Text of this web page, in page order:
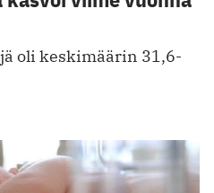
oli keskimäärin 31,6-